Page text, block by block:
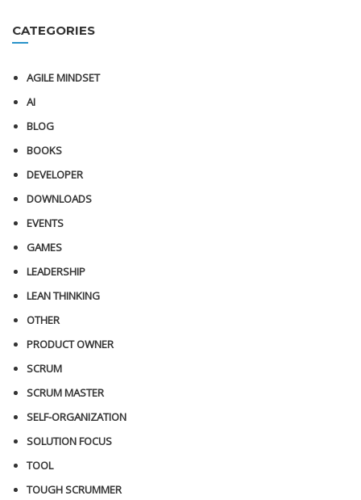
CATEGORIES
AGILE MINDSET
AI
BLOG
BOOKS
DEVELOPER
DOWNLOADS
EVENTS
GAMES
LEADERSHIP
LEAN THINKING
OTHER
PRODUCT OWNER
SCRUM
SCRUM MASTER
SELF-ORGANIZATION
SOLUTION FOCUS
TOOL
TOUGH SCRUMMER